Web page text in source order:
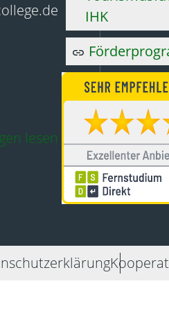
IHK
link